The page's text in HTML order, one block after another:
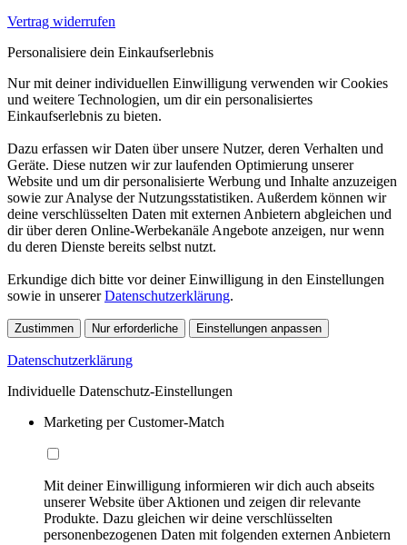
Vertrag widerrufen
Personalisiere dein Einkaufserlebnis
Nur mit deiner individuellen Einwilligung verwenden wir Cookies
und weitere Technologien, um dir ein personalisiertes
Einkaufserlebnis zu bieten.
Dazu erfassen wir Daten über unsere Nutzer, deren Verhalten und
Geräte. Diese nutzen wir zur laufenden Optimierung unserer
Website und um dir personalisierte Werbung und Inhalte anzuzeigen
sowie zur Analyse der Nutzungsstatistiken. Außerdem können wir
deine verschlüsselten Daten mit externen Anbietern abgleichen und
dir über deren Online-Werbekanäle Angebote anzeigen, nur wenn
du deren Dienste bereits selbst nutzt.
Erkundige dich bitte vor deiner Einwilligung in den Einstellungen
sowie in unsererDatenschutzerklärung.
Zustimmen Nur erforderliche Einstellungen anpassen
Datenschutzerklärung
Individuelle Datenschutz-Einstellungen
Marketing per Customer-Match
Mit deiner Einwilligung informieren wir dich auch abseits
unserer Website über Aktionen und zeigen dir relevante
Produkte. Dazu gleichen wir deine verschlüsselten
personenbezogenen Daten mit folgenden externen Anbietern